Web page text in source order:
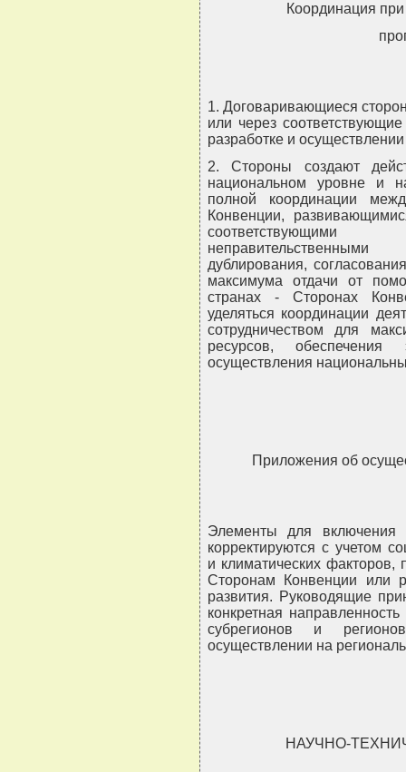
Координация
1. Договаривающиеся
или через
разработке и
2. Стороны создают
национальном уровне и
полной координации
Конвенции,
дублирования,
максимума отдачи от
странах - Сторонах
уделяться координации
сотрудничеством для
ресурсов,
осуществления
Приложения об
Элементы для включения
корректируются с учетом
и климатических
Сторонам Конвенции или
развития. Руководящие
конкретная
субрегионов и
осуществлении на
НАУЧНО-